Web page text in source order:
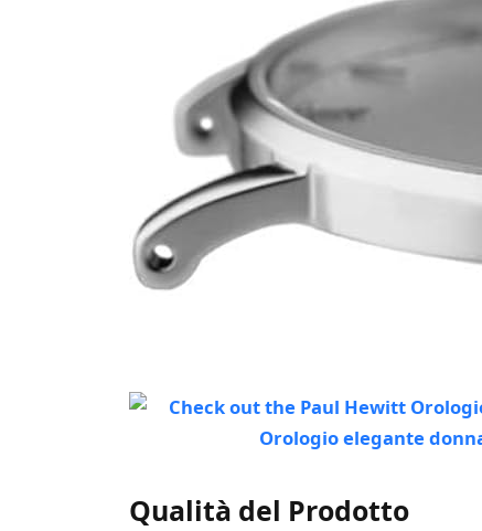
Qualità del Prodotto